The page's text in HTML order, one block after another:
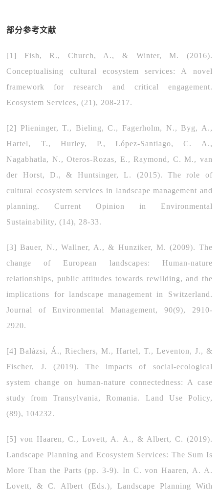
部分参考文献
[1] Fish, R., Church, A., & Winter, M. (2016).
Conceptualising cultural ecosystem services: A novel
framework for research and critical engagement.
Ecosystem Services, (21), 208-217.
[2] Plieninger, T., Bieling, C., Fagerholm, N., Byg, A.,
Hartel, T., Hurley, P., López-Santiago, C. A.,
Nagabhatla, N., Oteros-Rozas, E., Raymond, C. M., van
der Horst, D., & Huntsinger, L. (2015). The role of
cultural ecosystem services in landscape management and
planning. Current Opinion in Environmental
Sustainability, (14), 28-33.
[3] Bauer, N., Wallner, A., & Hunziker, M. (2009). The
change of European landscapes: Human-nature
relationships, public attitudes towards rewilding, and the
implications for landscape management in Switzerland.
Journal of Environmental Management, 90(9), 2910-
2920.
[4] Balázsi, Á., Riechers, M., Hartel, T., Leventon, J., &
Fischer, J. (2019). The impacts of social-ecological
system change on human-nature connectedness: A case
study from Transylvania, Romania. Land Use Policy,
(89), 104232.
[5] von Haaren, C., Lovett, A. A., & Albert, C. (2019).
Landscape Planning and Ecosystem Services: The Sum Is
More Than the Parts (pp. 3-9). In C. von Haaren, A. A.
Lovett, & C. Albert (Eds.), Landscape Planning With